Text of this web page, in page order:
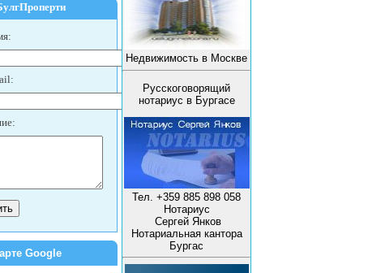
Google
Недвижимость в Москве
Русскоговорящий
нотариус в Бургасе
Тел. +359 885 898 058
Нотариус
Сергей Янков
Нотариальная кантора
Бургас